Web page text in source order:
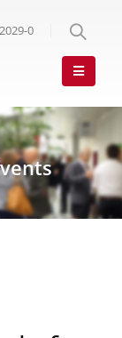
0